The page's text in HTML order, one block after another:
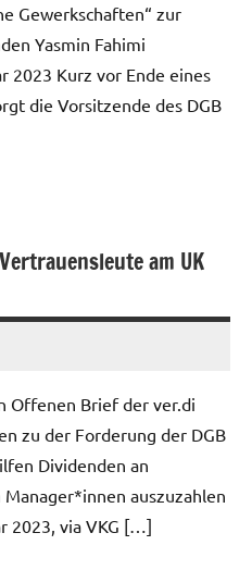
Gewerkschaften“ zur
Yasmin Fahimi
2023 Kurz vor Ende eines
die Vorsitzende des DGB
am UK
Offenen Brief der ver.di
zu der Forderung der DGB
Dividenden an
auszuzahlen
2023, via VKG […]